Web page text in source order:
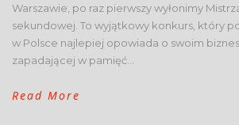
Warszawie, po raz pierwszy wyłonimy
sekundowej. To wyjątkowy konkurs, który
w Polsce najlepiej opowiada o swoim
zapadającej w pamięć...
Read More